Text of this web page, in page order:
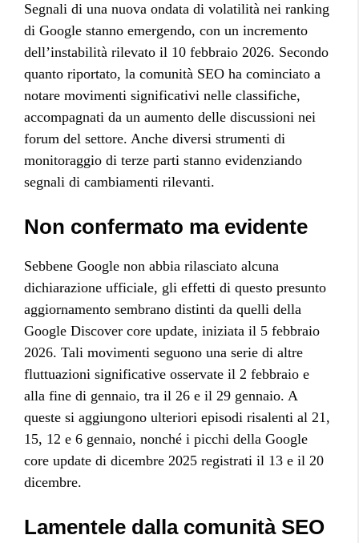
Segnali di una nuova ondata di volatilità nei ranking
di Google stanno emergendo, con un incremento
dell’instabilità rilevato il 10 febbraio 2026. Secondo
quanto riportato, la comunità SEO ha cominciato a
notare movimenti significativi nelle classifiche,
accompagnati da un aumento delle discussioni nei
forum del settore. Anche diversi strumenti di
monitoraggio di terze parti stanno evidenziando
segnali di cambiamenti rilevanti.
Non confermato ma evidente
Sebbene Google non abbia rilasciato alcuna
dichiarazione ufficiale, gli effetti di questo presunto
aggiornamento sembrano distinti da quelli della
Google Discover core update, iniziata il 5 febbraio
2026. Tali movimenti seguono una serie di altre
fluttuazioni significative osservate il 2 febbraio e
alla fine di gennaio, tra il 26 e il 29 gennaio. A
queste si aggiungono ulteriori episodi risalenti al 21,
15, 12 e 6 gennaio, nonché i picchi della Google
core update di dicembre 2025 registrati il 13 e il 20
dicembre.
Lamentele dalla comunità SEO